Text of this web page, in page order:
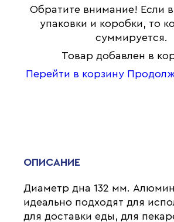
Обратите внимание! Если
упаковки и коробки, то
суммируется.
Товар добавлен в
Перейти в корзину
ОПИСАНИЕ
Диаметр дна 132 мм.
идеально подходят для
для доставки еды, для